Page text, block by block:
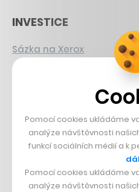
INVESTICE
Sázka na Xerox
Strnad v Pirelli
PŘÍBĚHY Z GASTRA
Boční projekt, co se zvrtnul
Francouzský šéfkuchař na
Dva golfisti, co pečou
Pomocí cookies ukládáme
analýze návštěvnosti
funkcí sociálních médií a k
Pomocí cookies ukládáme
analýze návštěvnosti